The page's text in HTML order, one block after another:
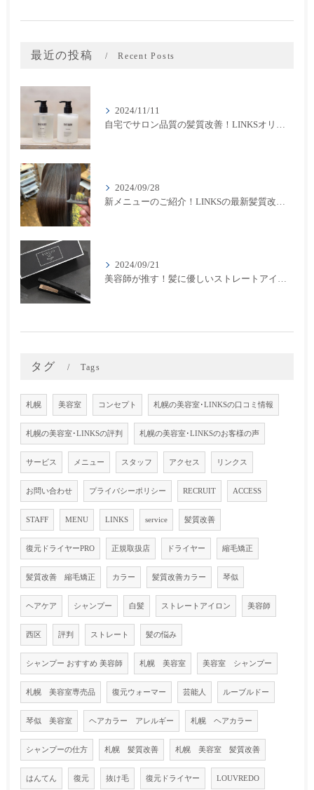
最近の投稿 Recent Posts
2024/11/11
2024/09/28
2024/09/21
タグ Tags
札幌 美容室 コンセプト 札幌の美容室･LINKSの口コミ情報
札幌の美容室･LINKSの評判 札幌の美容室･LINKSのお客様の声
サービス メニュー スタッフ アクセス リンクス
お問い合わせ プライバシーポリシー RECRUIT ACCESS
STAFF MENU LINKS service 髪質改善
復元ドライヤーPRO 正規取扱店 ドライヤー 縮毛矯正
髪質改善 縮毛矯正 カラー 髪質改善カラー 琴似
ヘアケア シャンプー 白髪 ストレートアイロン 美容師
西区 評判 ストレート 髪の悩み
シャンプー おすすめ 美容師 札幌 美容室 美容室 シャンプー
札幌 美容室専売品 復元ウォーマー 芸能人 ルーブルドー
琴似 美容室 ヘアカラー アレルギー 札幌 ヘアカラー
シャンプーの仕方 札幌 髪質改善 札幌 美容室 髪質改善
はんてん 復元 抜け毛 復元ドライヤー LOUVREDO